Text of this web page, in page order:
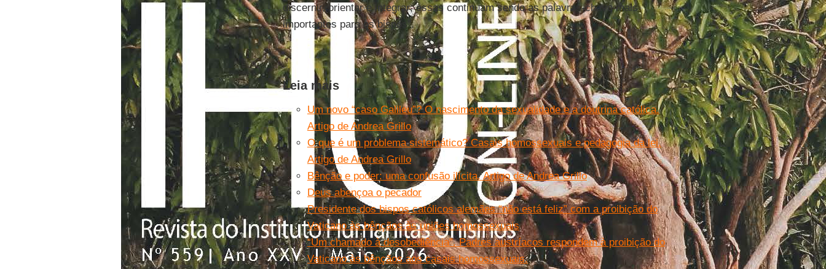
discernir, orientar e integrar; essas continuam sendo as palavras-chave mais
importantes para os bispos”.
Leia mais
Um novo “caso Galileu”? O nascimento da sexualidade e a doutrina católica.
Artigo de Andrea Grillo
O que é um problema sistemático? Casais homossexuais e pedagogia da lei.
Artigo de Andrea Grillo
Bênção e poder: uma confusão ilícita. Artigo de Andrea Grillo
Deus abençoa o pecador
Presidente dos bispos católicos alemães “não está feliz” com a proibição do
Vaticano às bênçãos às uniões homossexuais
“Um chamado à desobediência”. Padres austríacos respondem à proibição do
Vaticano às bênçãos aos casais homossexuais.